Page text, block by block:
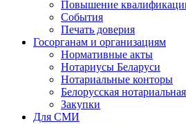
Повышение
События
Печать доверия
Госорганам и организациям
Нормативные акты
Нотариусы Беларуси
Нотариальные конторы
Белорусская
Закупки
Для СМИ